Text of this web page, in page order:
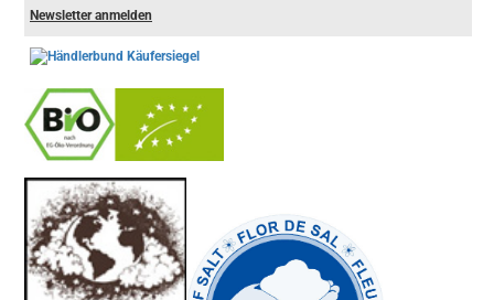
Newsletter anmelden